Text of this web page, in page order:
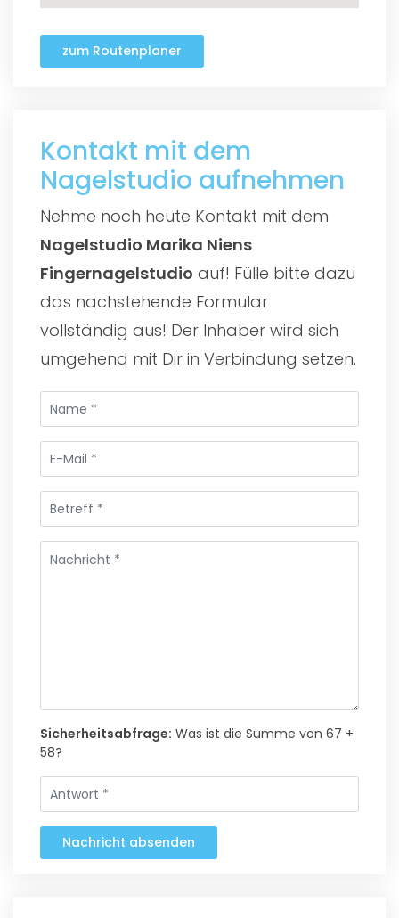
zum Routenplaner
Kontakt mit dem
Nagelstudio aufnehmen
Nehme noch heute Kontakt mit dem
Nagelstudio Marika Niens
Fingernagelstudio auf! Fülle bitte dazu
das nachstehende Formular
vollständig aus! Der Inhaber wird sich
umgehend mit Dir in Verbindung setzen.
Sicherheitsabfrage: Was ist die Summe von 67 +
58?
Nachricht absenden